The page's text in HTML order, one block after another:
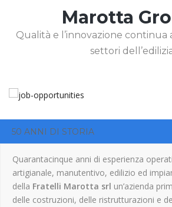
Marotta
Qualità e l’innovazione
settori
50 ANNI DI STORIA
Quarantacinque anni di esperienza
artigianale, manutentivo, edilizio ed
della Fratelli Marotta srl un’azienda
delle costruzioni, delle ristrutturazioni e